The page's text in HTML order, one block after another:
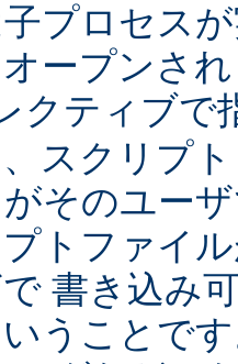
プロセス
ープンさ
クティブで
スクリプ
そのユー
トファイ
書き込み
うことで